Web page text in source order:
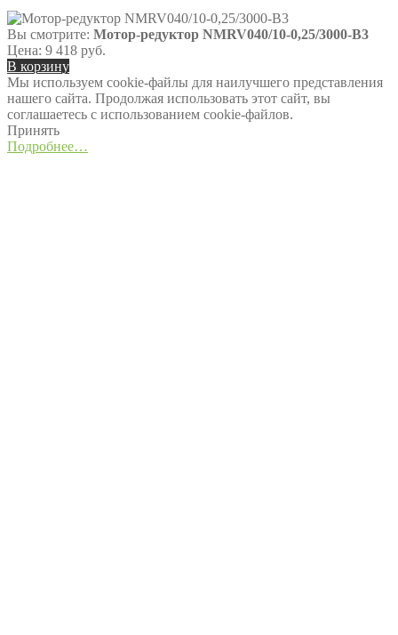
Вы смотрите: Мотор-редуктор NMRV040/10-0,25/3000-B3
Цена: 9 418 руб.
В корзину
Мы используем cookie-файлы для наилучшего представления
нашего сайта. Продолжая использовать этот сайт, вы
соглашаетесь с использованием cookie-файлов.
Принять
Подробнее…